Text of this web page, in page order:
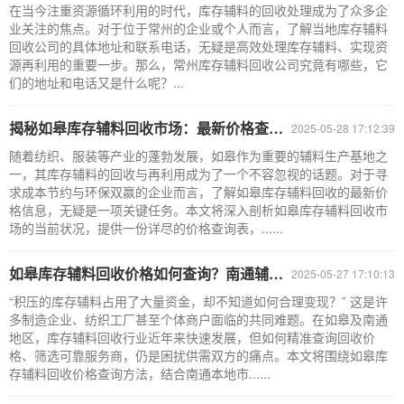
在当今注重资源循环利用的时代，库存辅料的回收处理成为了众多企
业关注的焦点。对于位于常州的企业或个人而言，了解当地库存辅料
回收公司的具体地址和联系电话，无疑是高效处理库存辅料、实现资
源再利用的重要一步。那么，常州库存辅料回收公司究竟有哪些，它
们的地址和电话又是什么呢？...
2025-05-28 17:12:39
揭秘如皋库存辅料回收市场：最新价格查询表与行情分析
随着纺织、服装等产业的蓬勃发展，如皋作为重要的辅料生产基地之
一，其库存辅料的回收与再利用成为了一个不容忽视的话题。对于寻
求成本节约与环保双赢的企业而言，了解如皋库存辅料回收的最新价
格信息，无疑是一项关键任务。本文将深入剖析如皋库存辅料回收市
场的当前状况，提供一份详尽的价格查询表，......
2025-05-27 17:10:13
如皋库存辅料回收价格如何查询？南通辅料回收全攻略
“积压的库存辅料占用了大量资金，却不知道如何合理变现？” 这是许
多制造企业、纺织工厂甚至个体商户面临的共同难题。在如皋及南通
地区，库存辅料回收行业近年来快速发展，但如何精准查询回收价
格、筛选可靠服务商，仍是困扰供需双方的痛点。本文将围绕如皋库
存辅料回收价格查询方法，结合南通本地市......